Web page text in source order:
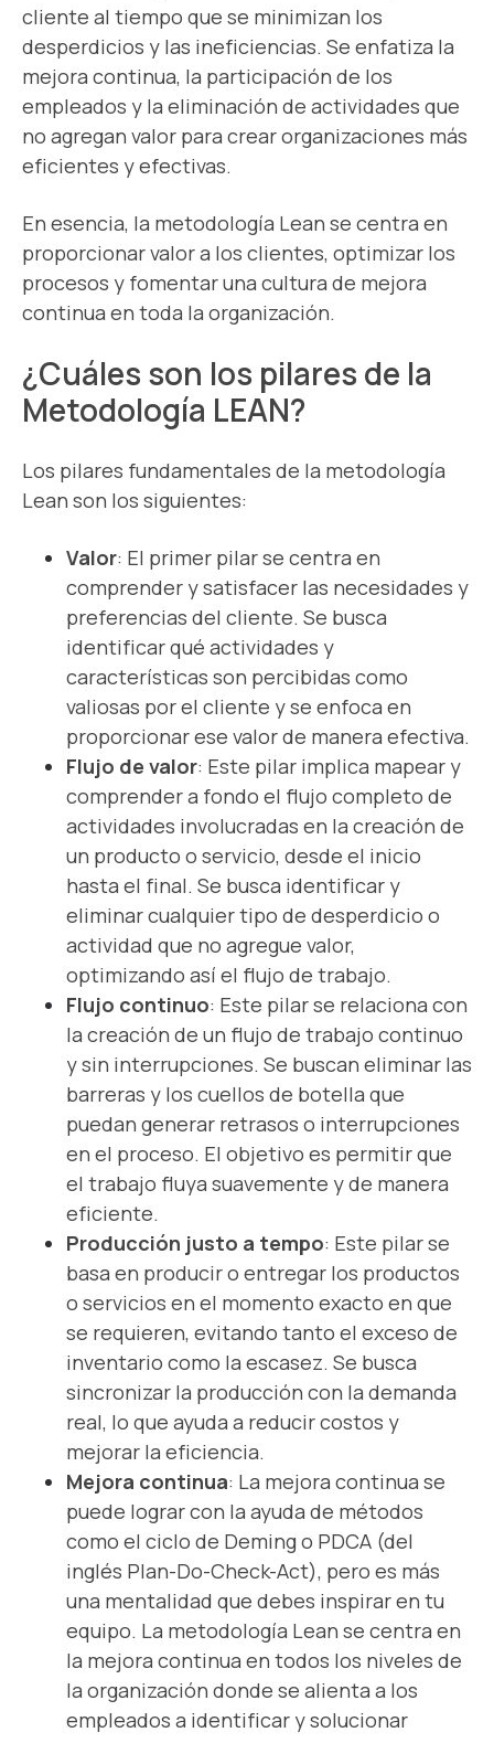
cliente al tiempo que se minimizan los
desperdicios y las ineficiencias. Se enfatiza la
mejora continua, la participación de los
empleados y la eliminación de actividades que
no agregan valor para crear organizaciones más
eficientes y efectivas.
En esencia, la metodología Lean se centra en
proporcionar valor a los clientes, optimizar los
procesos y fomentar una cultura de mejora
continua en toda la organización.
¿Cuáles son los pilares de la
Metodología LEAN?
Los pilares fundamentales de la metodología
Lean son los siguientes:
Valor: El primer pilar se centra en
comprender y satisfacer las necesidades y
preferencias del cliente. Se busca
identificar qué actividades y
características son percibidas como
valiosas por el cliente y se enfoca en
proporcionar ese valor de manera efectiva.
Flujo de valor: Este pilar implica mapear y
comprender a fondo el flujo completo de
actividades involucradas en la creación de
un producto o servicio, desde el inicio
hasta el final. Se busca identificar y
eliminar cualquier tipo de desperdicio o
actividad que no agregue valor,
optimizando así el flujo de trabajo.
Flujo continuo: Este pilar se relaciona con
la creación de un flujo de trabajo continuo
y sin interrupciones. Se buscan eliminar las
barreras y los cuellos de botella que
puedan generar retrasos o interrupciones
en el proceso. El objetivo es permitir que
el trabajo fluya suavemente y de manera
eficiente.
Producción justo a tempo: Este pilar se
basa en producir o entregar los productos
o servicios en el momento exacto en que
se requieren, evitando tanto el exceso de
inventario como la escasez. Se busca
sincronizar la producción con la demanda
real, lo que ayuda a reducir costos y
mejorar la eficiencia.
Mejora continua: La mejora continua se
puede lograr con la ayuda de métodos
como el ciclo de Deming o PDCA (del
inglés Plan-Do-Check-Act), pero es más
una mentalidad que debes inspirar en tu
equipo. La metodología Lean se centra en
la mejora continua en todos los niveles de
la organización donde se alienta a los
empleados a identificar y solucionar